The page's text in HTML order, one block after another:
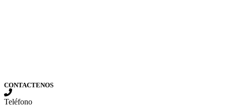
CONTACTENOS
Teléfono